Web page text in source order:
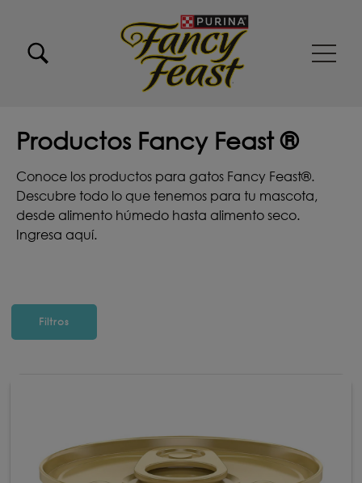
Menu Secundario Fancy feast
Menu Principal Fancy Feast
Productos Fancy Feast ®
Conoce los productos para gatos Fancy Feast®.
Descubre todo lo que tenemos para tu mascota,
desde alimento húmedo hasta alimento seco.
Ingresa aquí.
Filtros